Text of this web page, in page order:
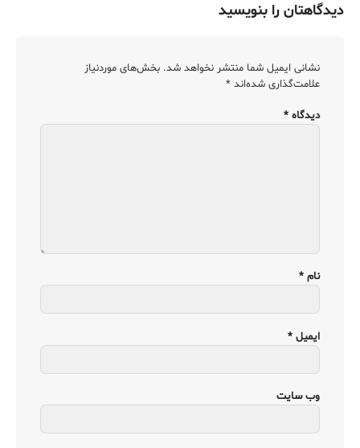
دیدگاهتان را بنویسید
نشانی ایمیل شما منتشر نخواهد شد. بخش‌های موردنیاز
علامت‌گذاری شده‌اند *
دیدگاه *
نام *
ایمیل *
وب‌ سایت